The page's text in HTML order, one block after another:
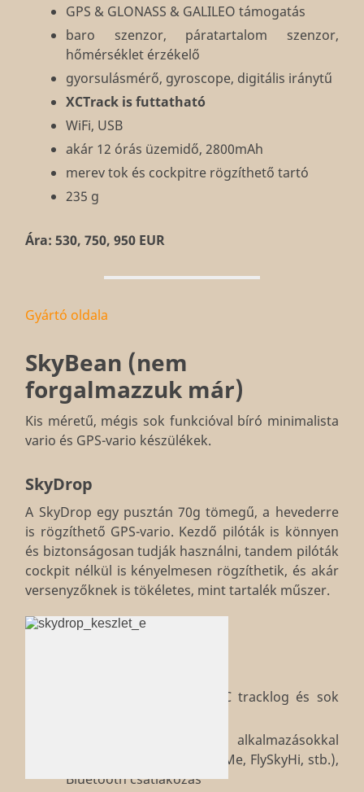
GPS & GLONASS & GALILEO támogatás
baro szenzor, páratartalom szenzor,
hőmérséklet érzékelő
gyorsulásmérő, gyroscope, digitális iránytű
XCTrack is futtatható
WiFi, USB
akár 12 órás üzemidő, 2800mAh
merev tok és cockpitre rögzíthető tartó
235 g
Ára: 530, 750, 950 EUR
Gyártó oldala
SkyBean (nem
forgalmazzuk már)
Kis méretű, mégis sok funkcióval bíró minimalista
vario és GPS-vario készülékek.
SkyDrop
A SkyDrop egy pusztán 70g tömegű, a hevederre
is rögzíthető GPS-vario. Kezdő pilóták is könnyen
és biztonságosan tudják használni, tandem pilóták
cockpit nélkül is kényelmesen rögzíthetik, és akár
versenyzőknek is tökéletes, mint tartalék műszer.
több színben kapható
légtér figyelmeztetés, IGC tracklog és sok
Android és iOS alkalmazásokkal
kompatibilis (XCTrack, FlyMe, FlySkyHi, stb.),
Bluetooth csatlakozás